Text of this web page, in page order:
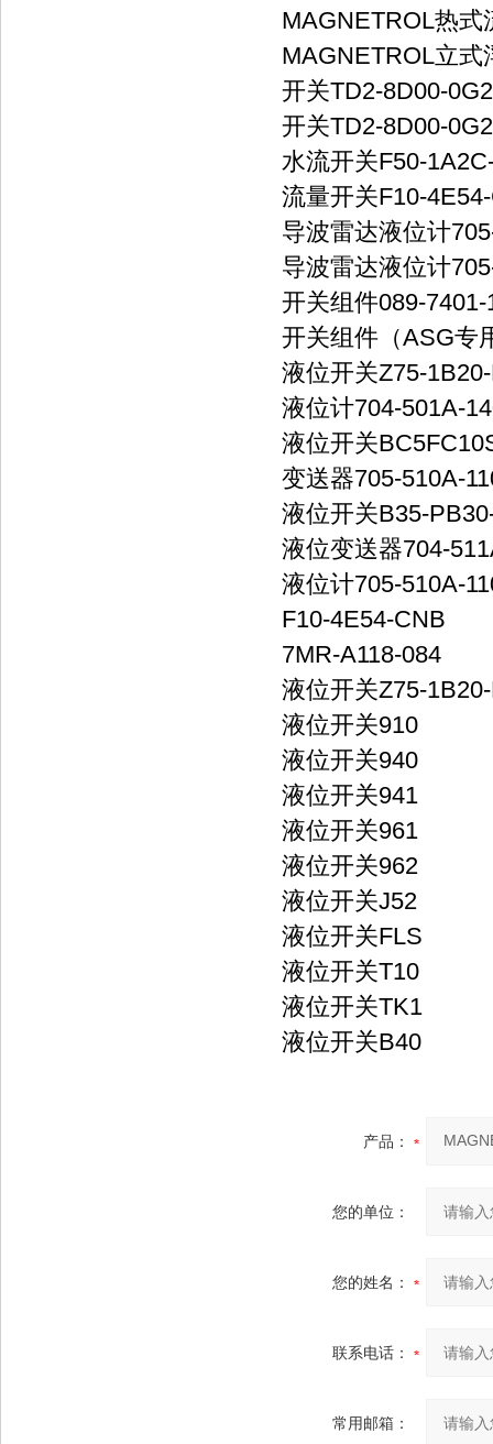
MAGNETROL热式
MAGNETROL立
开关TD2-8D00-
开关TD2-8D00-
水流开关F50-
流量开关F10-
导波雷达液位计
导波雷达液位计
开关组件089-
开关组件（ASG专
液位开关Z75-
液位计704-501A-
液位开关
变送器705-510A-
液位开关B35-
液位变送器704-
液位计705-510A-
F10-4E54-CNB
7MR-A118-084
液位开关Z75-
液位开关910
液位开关940
液位开关941
液位开关961
液位开关962
液位开关J52
液位开关FLS
液位开关T10
液位开关TK1
液位开关B40
产品：
您的单位：
您的姓名：
联系电话：
常用邮箱：